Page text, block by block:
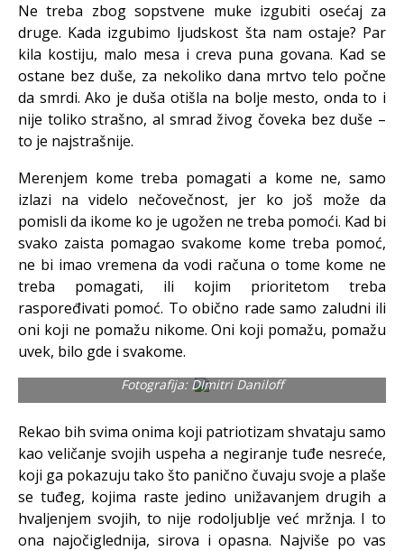
Ne treba zbog sopstvene muke izgubiti osećaj za
druge. Kada izgubimo ljudskost šta nam ostaje? Par
kila kostiju, malo mesa i creva puna govana. Kad se
ostane bez duše, za nekoliko dana mrtvo telo počne
da smrdi. Ako je duša otišla na bolje mesto, onda to i
nije toliko strašno, al smrad živog čoveka bez duše –
to je najstrašnije.
Merenjem kome treba pomagati a kome ne, samo
izlazi na videlo nečovečnost, jer ko još može da
pomisli da ikome ko je ugožen ne treba pomoći. Kad bi
svako zaista pomagao svakome kome treba pomoć,
ne bi imao vremena da vodi računa o tome kome ne
treba pomagati, ili kojim prioritetom treba
raspoređivati pomoć. To obično rade samo zaludni ili
oni koji ne pomažu nikome. Oni koji pomažu, pomažu
uvek, bilo gde i svakome.
Fotografija: DImitri Daniloff
Rekao bih svima onima koji patriotizam shvataju samo
kao veličanje svojih uspeha a negiranje tuđe nesreće,
koji ga pokazuju tako što panično čuvaju svoje a plaše
se tuđeg, kojima raste jedino unižavanjem drugih a
hvaljenjem svojih, to nije rodoljublje već mržnja. I to
ona najočiglednija, sirova i opasna. Najviše po vas